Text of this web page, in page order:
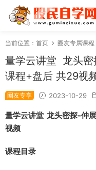
当前位置： 首页 圈友专属课程
量学云讲堂 龙头
课程+盘后 共29视
圈友专享 2023-10-29
量学云讲堂 龙头密探-仲
视频
课程目录